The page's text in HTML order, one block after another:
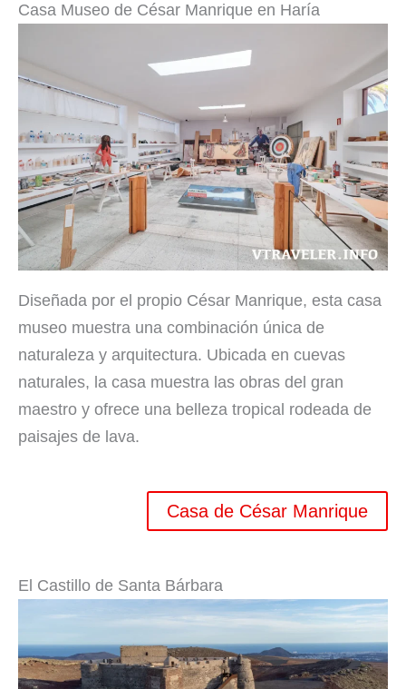
Casa Museo de César Manrique en Haría
Diseñada por el propio César Manrique, esta casa
museo muestra una combinación única de
naturaleza y arquitectura. Ubicada en cuevas
naturales, la casa muestra las obras del gran
maestro y ofrece una belleza tropical rodeada de
paisajes de lava.
Casa de César Manrique
El Castillo de Santa Bárbara